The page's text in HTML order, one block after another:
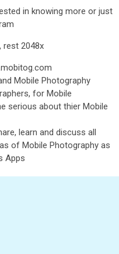
in knowing more or just
rest 2048x
Mobile Photography
for Mobile
serious about thier Mobile
learn and discuss all
of Mobile Photography as
Apps